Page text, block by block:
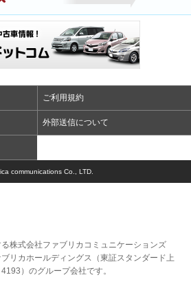
ご利用規約
外部送信について
communications Co., LTD.
株式会社ファブリカコミュニケーションズ
リカホールディングス（東証スタンダード上
）のグループ会社です。